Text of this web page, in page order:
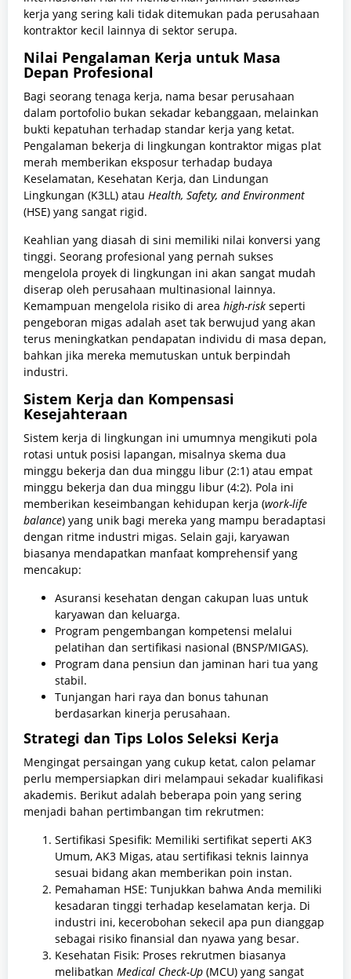
kerja yang sering kali tidak ditemukan pada perusahaan
kontraktor kecil lainnya di sektor serupa.
Nilai Pengalaman Kerja untuk Masa
Depan Profesional
Bagi seorang tenaga kerja, nama besar perusahaan
dalam portofolio bukan sekadar kebanggaan, melainkan
bukti kepatuhan terhadap standar kerja yang ketat.
Pengalaman bekerja di lingkungan kontraktor migas plat
merah memberikan eksposur terhadap budaya
Keselamatan, Kesehatan Kerja, dan Lindungan
Lingkungan (K3LL) atau Health, Safety, and Environment
(HSE) yang sangat rigid.
Keahlian yang diasah di sini memiliki nilai konversi yang
tinggi. Seorang profesional yang pernah sukses
mengelola proyek di lingkungan ini akan sangat mudah
diserap oleh perusahaan multinasional lainnya.
Kemampuan mengelola risiko di area high-risk seperti
pengeboran migas adalah aset tak berwujud yang akan
terus meningkatkan pendapatan individu di masa depan,
bahkan jika mereka memutuskan untuk berpindah
industri.
Sistem Kerja dan Kompensasi
Kesejahteraan
Sistem kerja di lingkungan ini umumnya mengikuti pola
rotasi untuk posisi lapangan, misalnya skema dua
minggu bekerja dan dua minggu libur (2:1) atau empat
minggu bekerja dan dua minggu libur (4:2). Pola ini
memberikan keseimbangan kehidupan kerja (work-life
balance) yang unik bagi mereka yang mampu beradaptasi
dengan ritme industri migas. Selain gaji, karyawan
biasanya mendapatkan manfaat komprehensif yang
mencakup:
Asuransi kesehatan dengan cakupan luas untuk
karyawan dan keluarga.
Program pengembangan kompetensi melalui
pelatihan dan sertifikasi nasional (BNSP/MIGAS).
Program dana pensiun dan jaminan hari tua yang
stabil.
Tunjangan hari raya dan bonus tahunan
berdasarkan kinerja perusahaan.
Strategi dan Tips Lolos Seleksi Kerja
Mengingat persaingan yang cukup ketat, calon pelamar
perlu mempersiapkan diri melampaui sekadar kualifikasi
akademis. Berikut adalah beberapa poin yang sering
menjadi bahan pertimbangan tim rekrutmen:
Sertifikasi Spesifik: Memiliki sertifikat seperti AK3
Umum, AK3 Migas, atau sertifikasi teknis lainnya
sesuai bidang akan memberikan poin instan.
Pemahaman HSE: Tunjukkan bahwa Anda memiliki
kesadaran tinggi terhadap keselamatan kerja. Di
industri ini, kecerobohan sekecil apa pun dianggap
sebagai risiko finansial dan nyawa yang besar.
Kesehatan Fisik: Proses rekrutmen biasanya
melibatkan Medical Check-Up (MCU) yang sangat